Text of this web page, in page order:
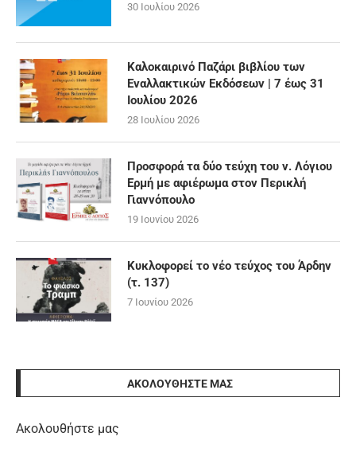
30 Ιουλίου 2026
Καλοκαιρινό Παζάρι βιβλίου των
Εναλλακτικών Εκδόσεων | 7 έως 31
Ιουλίου 2026
28 Ιουλίου 2026
Προσφορά τα δύο τεύχη του ν. Λόγιου
Ερμή με αφιέρωμα στον Περικλή
Γιαννόπουλο
19 Ιουνίου 2026
Κυκλοφορεί το νέο τεύχος του Άρδην
(τ. 137)
7 Ιουνίου 2026
ΑΚΟΛΟΥΘΉΣΤΕ ΜΑΣ
Ακολουθήστε μας